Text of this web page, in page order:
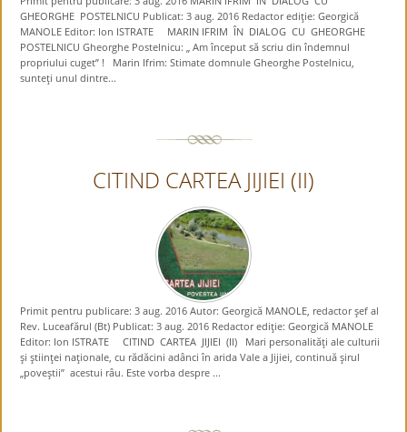
GHEORGHE POSTELNICU Publicat: 3 aug. 2016 Redactor ediţie: Georgică
MANOLE Editor: Ion ISTRATE MARIN IFRIM ÎN DIALOG CU GHEORGHE
POSTELNICU Gheorghe Postelnicu: „ Am început să scriu din îndemnul
propriului cuget” ! Marin Ifrim: Stimate domnule Gheorghe Postelnicu,
sunteţi unul dintre...
CITIND CARTEA JIJIEI (II)
Primit pentru publicare: 3 aug. 2016 Autor: Georgică MANOLE, redactor şef al
Rev. Luceafărul (Bt) Publicat: 3 aug. 2016 Redactor ediţie: Georgică MANOLE
Editor: Ion ISTRATE CITIND CARTEA JIJIEI (II) Mari personalităţi ale culturii
şi ştiinţei naţionale, cu rădăcini adânci în arida Vale a Jijiei, continuă şirul
„poveştii” acestui râu. Este vorba despre ...